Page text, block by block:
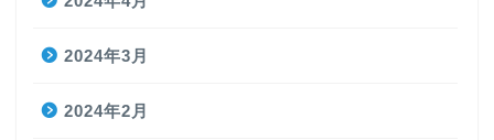
2024年3月
2024年2月